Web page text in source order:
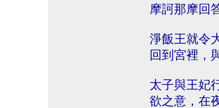
摩訶那摩回
淨飯王就令
回到宮裡，
太子與王妃
欲之意，在